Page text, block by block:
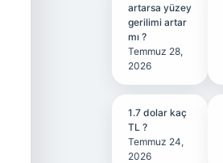
artarsa yüzey
gerilimi artar
mı ?
Temmuz 28,
2026
1.7 dolar kaç
TL ?
Temmuz 24,
2026